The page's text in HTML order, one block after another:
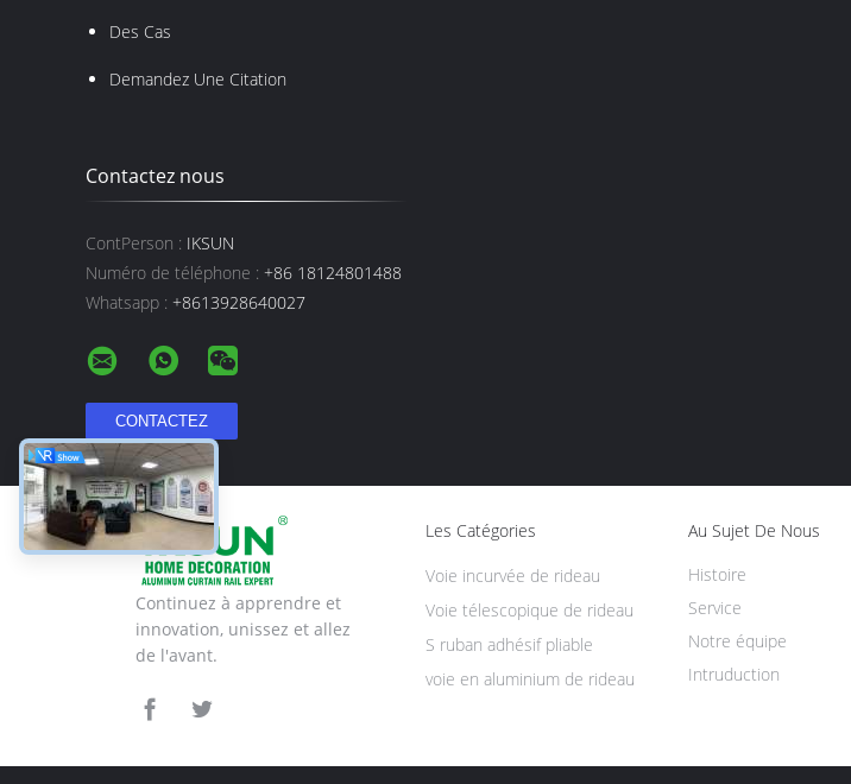
Des Cas
Demandez Une Citation
Contactez nous
ContPerson : IKSUN
Numéro de téléphone : +86 18124801488
Whatsapp : +8613928640027
Continuez à apprendre et
innovation, unissez et allez
de l'avant.
Les Catégories
voie en aluminium de rideau
Voie incurvée de rideau
Voie télescopique de rideau
S ruban adhésif pliable
Au Sujet De Nous
Intruduction
Histoire
Service
Notre équipe